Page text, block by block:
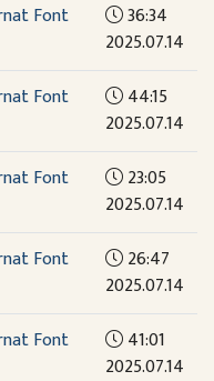
Font
36:34
2025.07.14
Font
44:15
2025.07.14
Font
23:05
2025.07.14
Font
26:47
2025.07.14
Font
41:01
2025.07.14